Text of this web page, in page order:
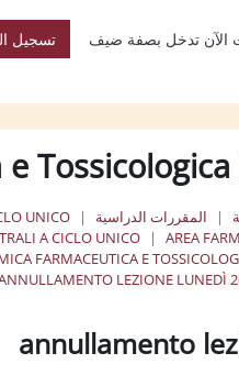
الآن تدخل بصفة ضيف تسجيل
Tossicologica
المقررات الدراسية UNICO
AREA
A CICLO UNICO
FARMACEUTICA E
LEZIONE LUNEDÌ
annullamento